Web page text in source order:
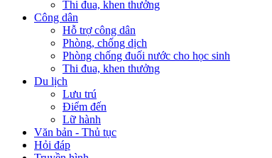
Thi đua, khen thưởng
Công dân
Hỗ trợ công dân
Phòng, chống dịch
Phòng chống đuối nước cho học sinh
Thi đua, khen thưởng
Du lịch
Lưu trú
Điểm đến
Lữ hành
Văn bản - Thủ tục
Hỏi đáp